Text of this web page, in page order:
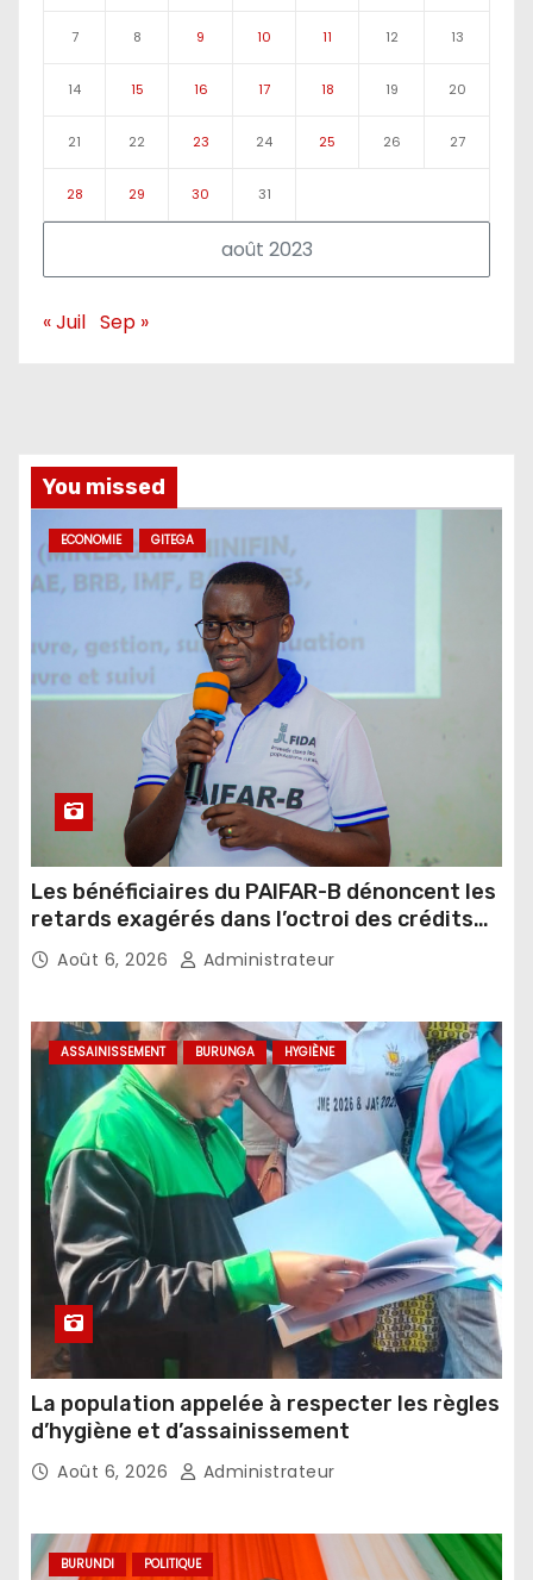
août 2023
7 8 9 10 11 12 13
14 15 16 17 18 19 20
21 22 23 24 25 26 27
28 29 30 31
« Juil Sep »
You missed
ECONOMIE GITEGA
Les bénéficiaires du PAIFAR-B dénoncent les
retards exagérés dans l’octroi des crédits
agricoles
Août 6, 2026 Administrateur
ASSAINISSEMENT BURUNGA HYGIÈNE
La population appelée à respecter les règles
d’hygiène et d’assainissement
Août 6, 2026 Administrateur
BURUNDI POLITIQUE